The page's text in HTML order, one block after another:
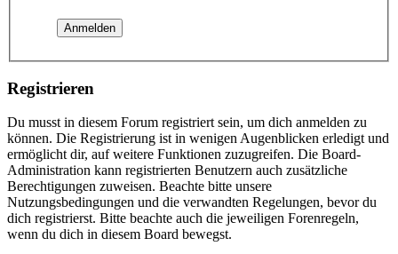
Registrieren
Du musst in diesem Forum registriert sein, um dich anmelden zu
können. Die Registrierung ist in wenigen Augenblicken erledigt und
ermöglicht dir, auf weitere Funktionen zuzugreifen. Die Board-
Administration kann registrierten Benutzern auch zusätzliche
Berechtigungen zuweisen. Beachte bitte unsere
Nutzungsbedingungen und die verwandten Regelungen, bevor du
dich registrierst. Bitte beachte auch die jeweiligen Forenregeln,
wenn du dich in diesem Board bewegst.